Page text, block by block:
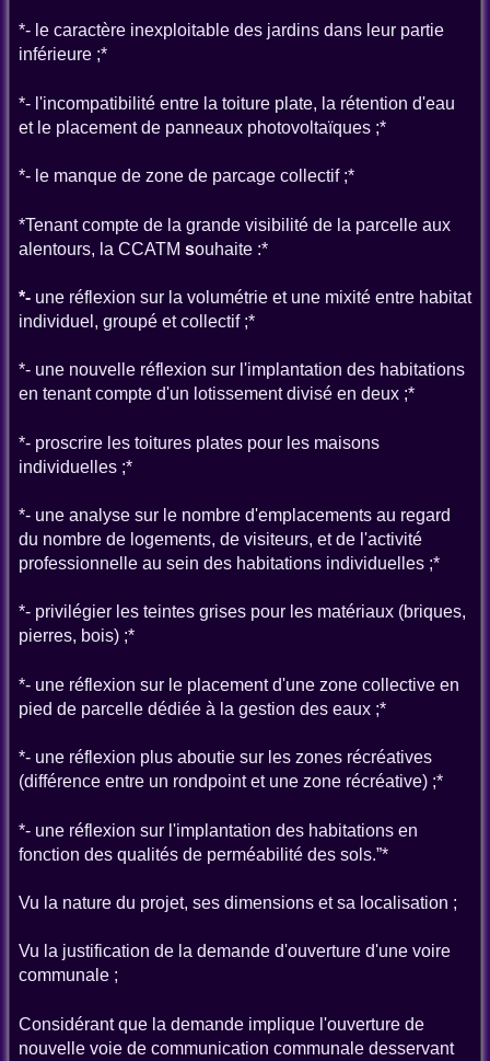
*- le caractère inexploitable des jardins dans leur partie
inférieure ;*
*- l'incompatibilité entre la toiture plate, la rétention d'eau
et le placement de panneaux photovoltaïques ;*
*- le manque de zone de parcage collectif ;*
*Tenant compte de la grande visibilité de la parcelle aux
alentours, la CCATM souhaite :*
*- une réflexion sur la volumétrie et une mixité entre habitat
individuel, groupé et collectif ;*
*- une nouvelle réflexion sur l'implantation des habitations
en tenant compte d'un lotissement divisé en deux ;*
*- proscrire les toitures plates pour les maisons
individuelles ;*
*- une analyse sur le nombre d'emplacements au regard
du nombre de logements, de visiteurs, et de l'activité
professionnelle au sein des habitations individuelles ;*
*- privilégier les teintes grises pour les matériaux (briques,
pierres, bois) ;*
*- une réflexion sur le placement d'une zone collective en
pied de parcelle dédiée à la gestion des eaux ;*
*- une réflexion plus aboutie sur les zones récréatives
(différence entre un rondpoint et une zone récréative) ;*
*- une réflexion sur l'implantation des habitations en
fonction des qualités de perméabilité des sols.”*
Vu la nature du projet, ses dimensions et sa localisation ;
Vu la justification de la demande d'ouverture d'une voire
communale ;
Considérant que la demande implique l'ouverture de
nouvelle voie de communication communale desservant